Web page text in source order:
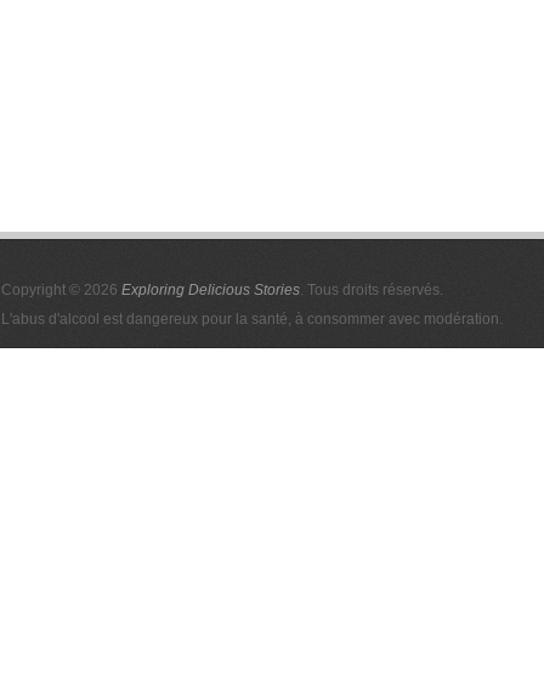
Copyright © 2026 Exploring Delicious Stories. Tous droits réservés.
L'abus d'alcool est dangereux pour la santé, à consommer avec modération.